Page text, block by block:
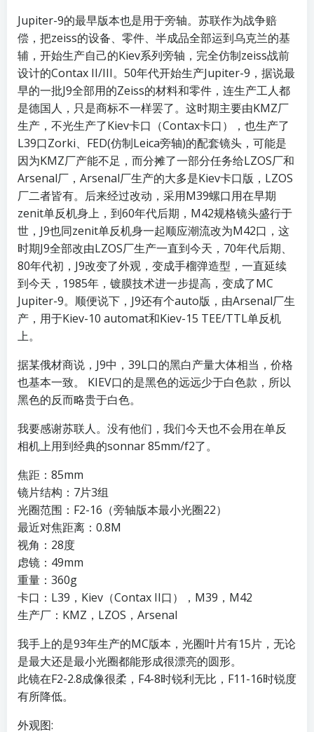
Jupiter-9的最早版本也是用于旁轴。苏联作为战争赔
偿，把zeiss的设备、零件、半成品全部运到乌克兰的基
辅，开始生产自己的Kiev系列旁轴，完全仿制zeiss战前
设计的Contax II/III。50年代开始生产Jupiter-9，据说最
早的一批J9全部用的Zeiss的材料和零件，连生产工人都
是德国人，只是商标不一样罢了。这时期主要由KMZ厂
生产，不光生产了Kiev卡口（Contax卡口），也生产了
L39口Zorki、FED(仿制Leica旁轴)的配套镜头，可能是
因为KMZ厂产能不足，而分摊了一部分任务给LZOS厂和
Arsenal厂，Arsenal厂生产的大多是Kiev卡口版，LZOS
厂二者皆有。后来经过改动，采用M39螺口用在早期
zenit单反机身上，到60年代后期，M42规格镜头盛行于
世，J9也同zenit单反机身一起顺应潮流改为M42口，这
时期J9全部改由LZOS厂生产一直到今天，70年代后期、
80年代初，J9改变了外观，变成手榴弹造型，一直延续
到今天，1985年，镀膜技术进一步提高，变成了MC
Jupiter-9。顺便说下，J9还有个auto版，由Arsenal厂生
产，用于Kiev-10 automat和Kiev-15 TEE/TTL单反机
上。
据某俄材商说，J9中，39L口的黑白产量大体相当，价格
也基本一致。 KIEV口的是黑色的远远少于白色款，所以
黑色的反而略贵于白色。
我要感谢苏联人。没有他们，我们今天也不会用在单反
相机上用到经典的sonnar 85mm/f2了。
焦距：85mm
镜片结构：7片3组
光圈范围：F2-16（旁轴版本最小光圈22）
最近对焦距离：0.8M
视角：28度
虑镜：49mm
重量：360g
卡口：L39，Kiev（Contax II口），M39，M42
生产厂：KMZ，LZOS，Arsenal
我手上的是93年生产的MC版本，光圈叶片有15片，无论
是最大还是最小光圈都能形成很漂亮的圆形。
此镜在F2-2.8成像很柔，F4-8时锐利无比，F11-16时锐度
有所降低。
外观图: